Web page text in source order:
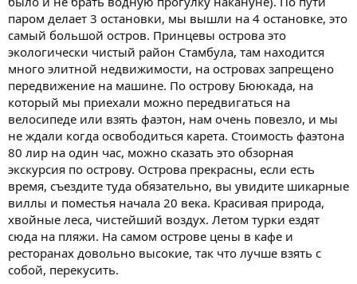
паром делает 3 остановки, мы вышли на 4 остановке, это
самый большой остров. Принцевы острова это
экологически чистый район Стамбула, там находится
много элитной недвижимости, на островах запрещено
передвижение на машине. По острову Бююкада, на
который мы приехали можно передвигаться на
велосипеде или взять фаэтон, нам очень повезло, и мы
не ждали когда освободиться карета. Стоимость фаэтона
80 лир на один час, можно сказать это обзорная
экскурсия по острову. Острова прекрасны, если есть
время, съездите туда обязательно, вы увидите шикарные
виллы и поместья начала 20 века. Красивая природа,
хвойные леса, чистейший воздух. Летом турки ездят
сюда на пляжи. На самом острове цены в кафе и
ресторанах довольно высокие, так что лучше взять с
собой, перекусить.